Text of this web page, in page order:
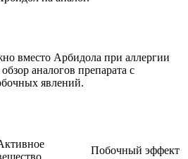
вместо Арбидола при аллергии
аналогов препарата с
явлений.
Побочный эффект